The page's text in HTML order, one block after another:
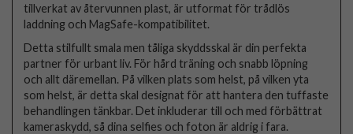
tillverkat av återvunnen plast, är utformat för trådlös
laddning och MagSafe-kompatibilitet.
Detta stilfullt smala men tåliga skyddsskal är din perfekta
partner för urbant liv. För hård träning och snabb löpning
och allt däremellan. På vilken plats som helst, på vilken yta
som helst, är detta skal designat för att hantera den tuffaste
behandlingen tänkbar. Det inkluderar till och med förbättrat
kameraskydd, så dina selfies och foton är aldrig i fara.